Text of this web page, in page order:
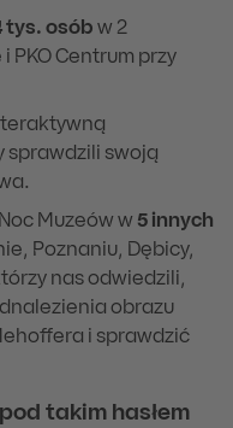
tys. osób w 2
PKO Centrum przy
sprawdzili swoją
Muzeów w 5 innych
Poznaniu, Dębicy,
nas odwiedzili,
obrazu
i sprawdzić
takim hasłem